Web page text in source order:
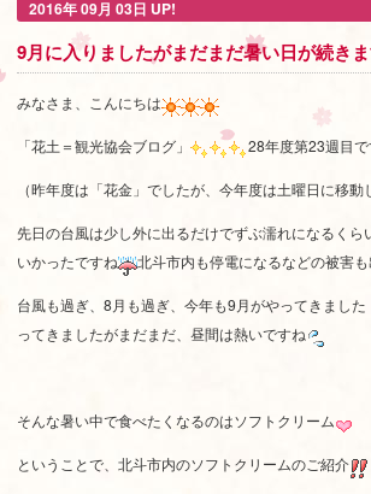
2016年 09月 03日 UP!
9月に入りましたがまだまだ暑い日が続き
みなさま、こんにちは
「花土＝観光協会ブログ」 28年度第23週目
（昨年度は「花金」でしたが、今年度は土曜日に移動
先日の台風は少し外に出るだけでずぶ濡れになるくら
いかったですね
北斗市内も停電になるなどの被害
台風も過ぎ、8月も過ぎ、今年も9月がやってきました
ってきましたがまだまだ、昼間は熱いですね
そんな暑い中で食べたくなるのはソフトクリーム
ということで、北斗市内のソフトクリームのご紹介